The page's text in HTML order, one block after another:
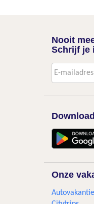
Nooit
Schrijf je
Onze